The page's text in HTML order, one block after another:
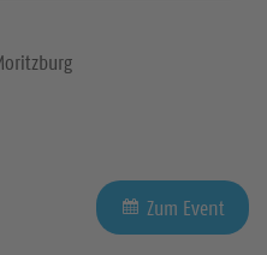
Zum Event